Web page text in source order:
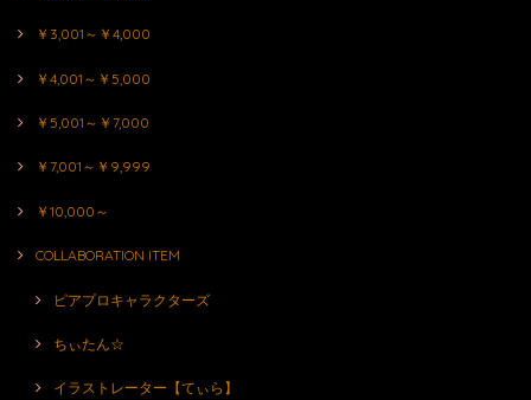
￥3,001～￥4,000
￥4,001～￥5,000
￥5,001～￥7,000
￥7,001～￥9,999
￥10,000～
COLLABORATION ITEM
ピアプロキャラクターズ
ちぃたん☆
イラストレーター【てぃら】